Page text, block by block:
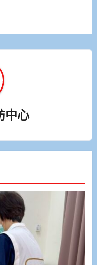
中心